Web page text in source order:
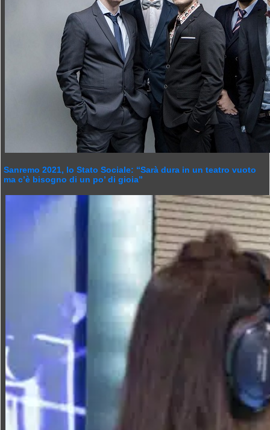
Sanremo 2021, lo Stato Sociale: “Sarà dura in un teatro vuoto
ma c’è bisogno di un po’ di gioia”